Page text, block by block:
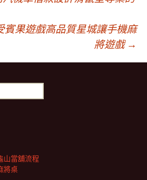
賓果遊戲高品質星城讓手機麻
將遊戲 →
山當舖流程
將桌